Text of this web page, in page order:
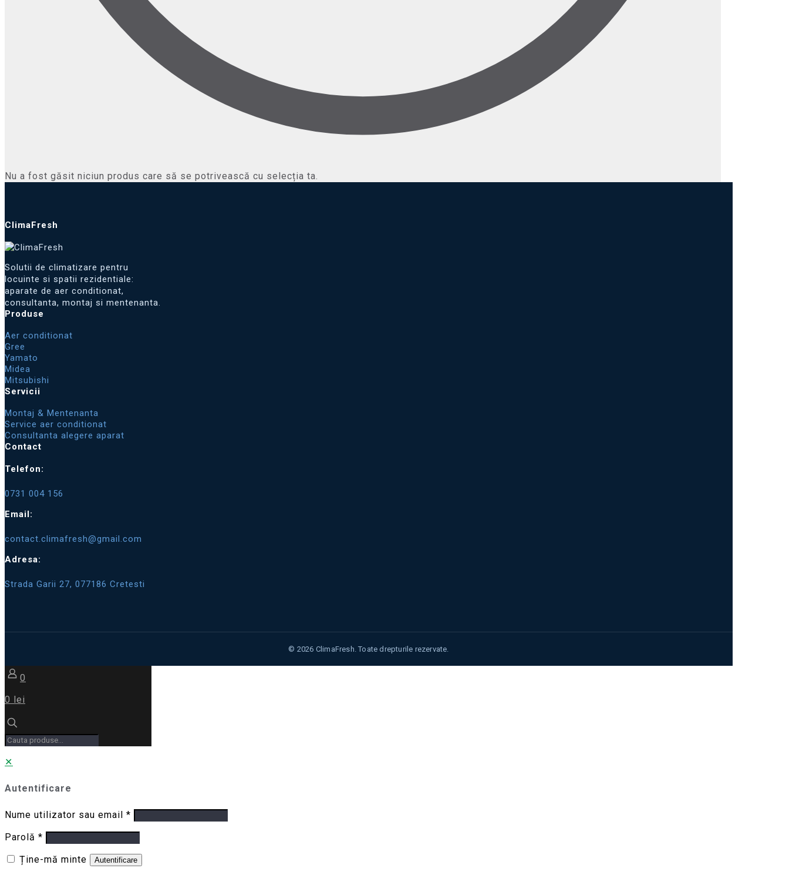
Nu a fost găsit niciun produs care să se potrivească cu selecția ta.
ClimaFresh
Solutii de climatizare pentru
locuinte si spatii rezidentiale:
aparate de aer conditionat,
consultanta, montaj si mentenanta.
Produse
Aer conditionat
Gree
Yamato
Midea
Mitsubishi
Servicii
Montaj & Mentenanta
Service aer conditionat
Consultanta alegere aparat
Contact
Telefon:
0731 004 156
Email:
contact.climafresh@gmail.com
Adresa:
Strada Garii 27, 077186 Cretesti
0
0 lei
✕
Autentificare
Nume utilizator sau email *
Parolă *
Ține-mă minte
Autentificare